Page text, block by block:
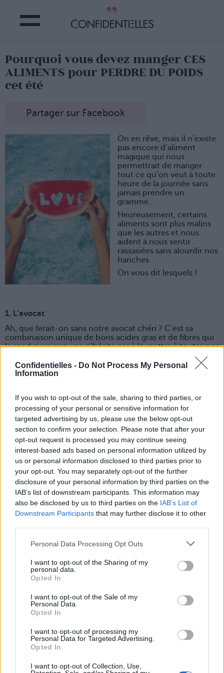
Confidentielles - Do Not Process My Personal
Information
If you wish to opt-out of the sale, sharing to third parties, or
processing of your personal or sensitive information for
targeted advertising by us, please use the below opt-out
section to confirm your selection. Please note that after your
opt-out request is processed you may continue seeing
interest-based ads based on personal information utilized by
us or personal information disclosed to third parties prior to
your opt-out. You may separately opt-out of the further
disclosure of your personal information by third parties on the
IAB’s list of downstream participants. This information may
also be disclosed by us to third parties on the IAB’s List of
Downstream Participants that may further disclose it to other
Personal Data Processing Opt Outs
I want to opt-out of the Sharing of my
personal data.
Opted In
I want to opt-out of the Sale of my
Personal Data.
Opted In
I want to opt-out of processing my
Personal Data for Targeted Advertising.
Opted In
I want to opt-out of Collection, Use,
Pourquoi vous devez manger CES
ALIMENTS pour PERDRE DU POIDS
cet été
Partager sur Facebook
On en rêve, mais il n’existe
pas encore d’aliment
magique qui nous
permettrait de manger
tout ce qu’on veut à toute
heure de la journée sans
jamais prendre un
gramme…
Heureusement, certains
aliments sont plus malins
que les autres et nous
aident à nous sentir
rassasiées sans alourdir nos
hanches.
On vous dit lesquels !
1. L’avocat
Ah, que ferait-on sans notre avocat chéri ? C’est sa
combinaison unique de bons acides gras et de fibres qui
le rend si unique : on n’hésite pas à le mettre à toutes nos
2. La pastèque
gras ! Petit plus : c’est le fruit le moins calorique parmi les
fruits de saison.
3. Les soupes froides
Composées de légumes, les soupes contiennent un max
de fibres : et on sait que les fibres permettent de caler
notre estomac sans peser sur la balance ! On les
consomme froides en été, pour leur côté désaltérant et
rassasiant. La bonne astuce : on s’en sert une belle part
en entrée, pour avoir moins envie de craquer sur les
churros en dessert…
4. Les courgettes
Riches en fibres, et faibles en calories : que demander de
plus ? On en fait des « spaghettis » à l’aide d’un
économe, et on les sert avec des crevettes fraîches. Un
délice !
5. Le kale
tout le monde n’est pas fan de son goût : pour profiter de
ses bienfaits sans envier sa voisine de plage et sa crème
glacée (la cellulite sera pour toi !), on le prépare plutôt en
peu de gingembre frais.